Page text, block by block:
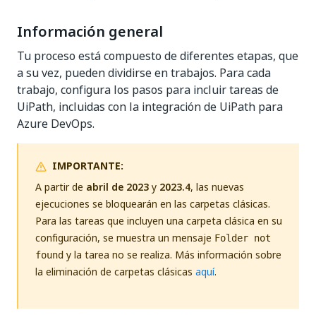
Información general
Tu proceso está compuesto de diferentes etapas, que
a su vez, pueden dividirse en trabajos. Para cada
trabajo, configura los pasos para incluir tareas de
UiPath, incluidas con la integración de UiPath para
Azure DevOps.
IMPORTANTE:
A partir de abril de 2023y 2023.4, las nuevas
ejecuciones se bloquearán en las carpetas clásicas.
Para las tareas que incluyen una carpeta clásica en su
configuración, se muestra un mensaje Folder not
found y la tarea no se realiza. Más información sobre
la eliminación de carpetas clásicas aquí.